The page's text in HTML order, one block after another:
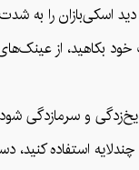
را به شدت
بکاهید، از
و سرمازدگی
استفاده